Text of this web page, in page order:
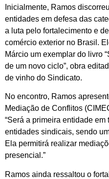
Inicialmente, Ramos
entidades em defesa das
a luta pelo fortalecimento e
comércio exterior no Brasil.
Márcio um exemplar do livro
de um novo ciclo”, obra
de vinho do Sindicato.
No encontro, Ramos
Mediação de Conflitos
“Será a primeira entidade
entidades sindicais, sendo
Ela permitirá realizar
presencial.”
Ramos ainda ressaltou o